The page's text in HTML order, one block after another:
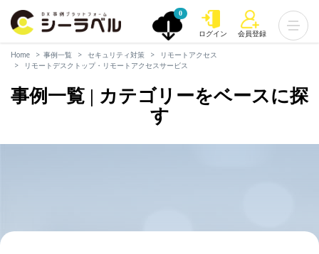
0
ログイン 会員登録
Home 事例一覧 セキュリティ対策
リモートアクセス
リモートデスクトップ・リモートアクセスサービス
事例一覧 | カテゴリーをベースに探
す